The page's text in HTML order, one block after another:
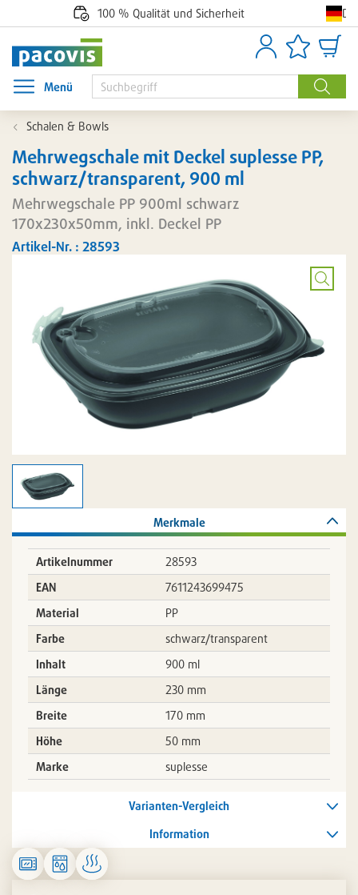
100 % Qualität und Sicherheit
Suche
AnmeldenArtikellisten
Menü
Menü öffnen
Schalen & Bowls
Mehrwegschale mit Deckel suplesse PP,
schwarz/transparent, 900 ml
Mehrwegschale PP 900ml schwarz
170x230x50mm, inkl. Deckel PP
Artikel-Nr. : 28593
Bild
Merkmale
Artikelnummer
28593
EAN
7611243699475
Material
PP
Farbe
schwarz/transparent
Inhalt
900 ml
Länge
230 mm
Breite
170 mm
Höhe
50 mm
Marke
suplesse
Varianten-Vergleich
Information